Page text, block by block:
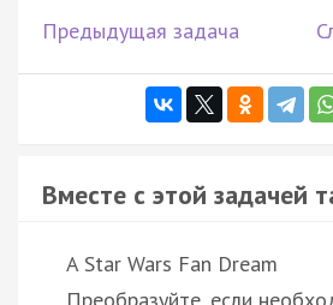
Предыдущая задача
Вместе с этой задачей
A Star Wars Fan Dream
Преобразуйте, если